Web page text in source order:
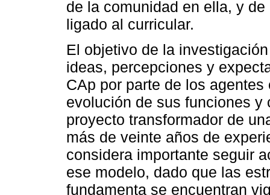
de la comunidad en ella, y
ligado al curricular.
El objetivo de la
ideas, percepciones y
CAp por parte de los
evolución de sus funciones
proyecto transformador de
más de veinte años de
considera importante seguir
ese modelo, dado que las
fundamenta se encuentran